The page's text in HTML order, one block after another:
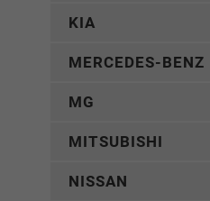
KIA
MERCEDES-BENZ
MG
MITSUBISHI
NISSAN